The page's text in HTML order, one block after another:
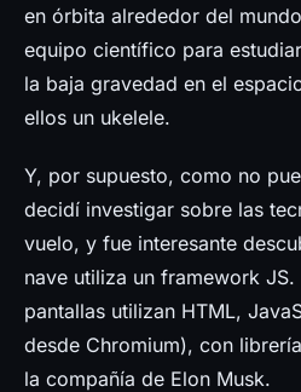
en órbita alrededor del
equipo científico para
la baja gravedad en el
ellos un ukelele.
Y, por supuesto, como no
decidí investigar sobre las
vuelo, y fue interesante
nave utiliza un framework
pantallas utilizan HTML,
desde Chromium), con
la compañía de Elon Musk.